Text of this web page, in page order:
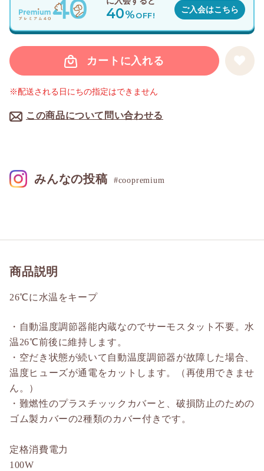
カートに入れる
この商品について問い合わせる
※配送される日にちの指定はできません
40%OFF!
ご入会はこちら
商品説明
26℃に水温をキープ
・自動温度調節器能内蔵なのでサーモスタット不要。水
温26℃前後に維持します。
・空だき状態が続いて自動温度調節器が故障した場合、
温度ヒューズが通電をカットします。（再使用できませ
ん。）
・難燃性のプラスチッックカバーと、破損防止のための
ゴム製カバーの2種類のカバー付きです。
定格消費電力
100W
みんなの投稿 #coopremium